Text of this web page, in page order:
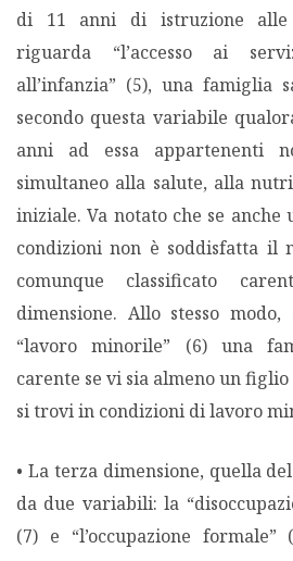
di 11 anni di istruzione alle
riguarda “l’accesso ai
all’infanzia” (5), una famiglia
secondo questa variabile
anni ad essa appartenenti
simultaneo alla salute, alla
iniziale. Va notato che se anche
condizioni non è soddisfatta il
comunque classificato
dimensione. Allo stesso
“lavoro minorile” (6) una
carente se vi sia almeno un
si trovi in condizioni di lavoro
• La terza dimensione, quella
da due variabili: la
(7) e “l’occupazione